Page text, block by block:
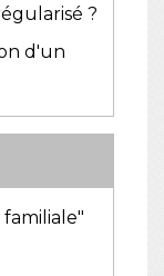
?
d'un